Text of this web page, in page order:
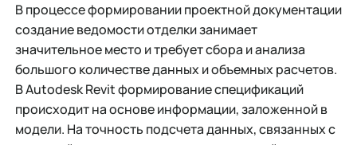
В процессе формировании проектной документации
создание ведомости отделки занимает
значительное место и требует сбора и анализа
большого количестве данных и объемных расчетов.
В Autodesk Revit формирование спецификаций
происходит на основе информации, заложенной в
модели. На точность подсчета данных, связанных с